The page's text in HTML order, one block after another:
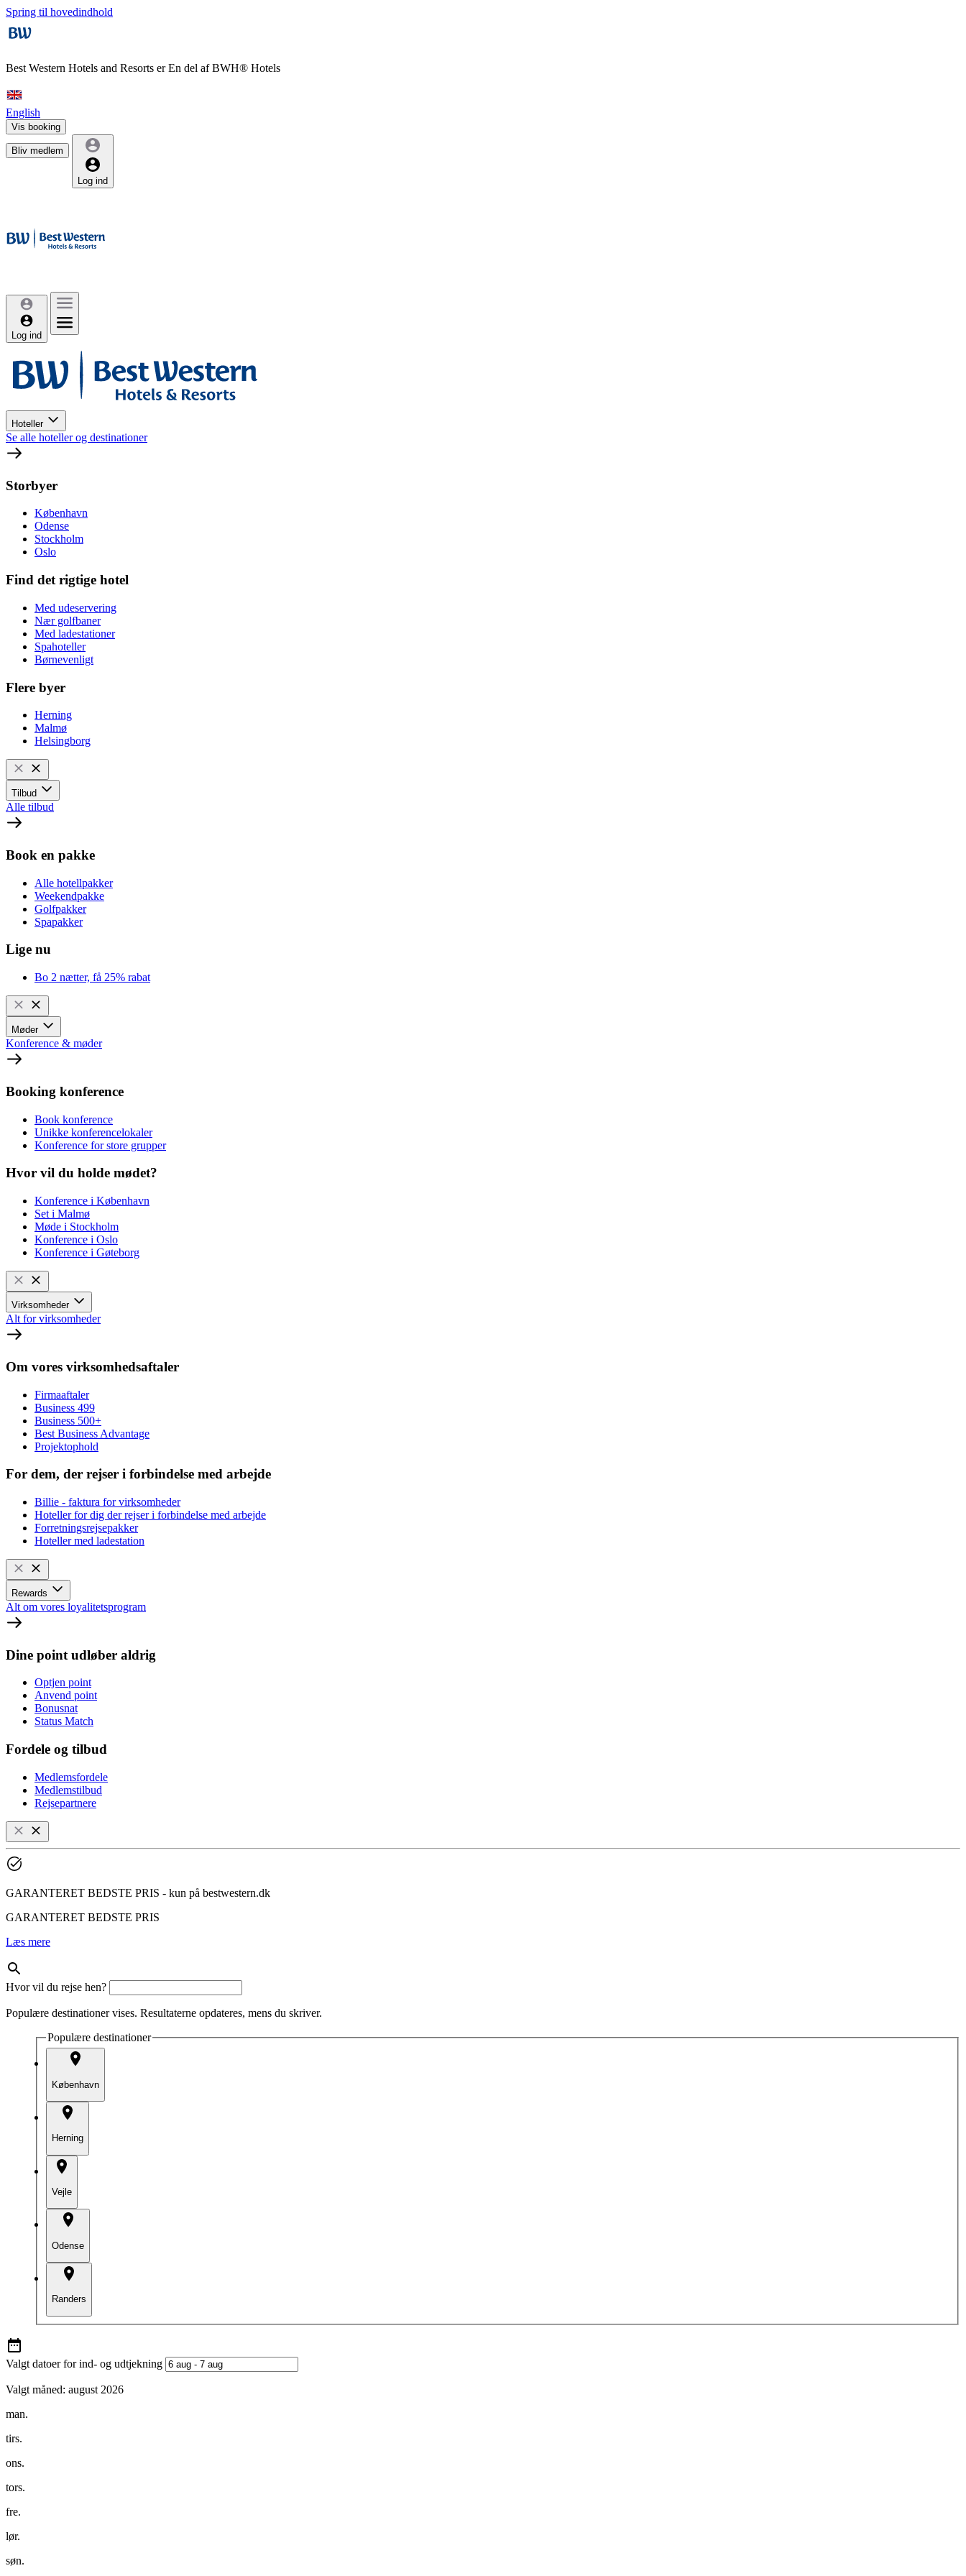
Spring til hovedindhold
Best Western Hotels and Resorts erEn del af BWH® Hotels
English
Vis booking
Bliv medlem
Log ind
Log ind
Hoteller
Se alle hoteller og destinationer
Storbyer
København
Odense
Stockholm
Oslo
Find det rigtige hotel
Med udeservering
Nær golfbaner
Med ladestationer
Spahoteller
Børnevenligt
Flere byer
Herning
Malmø
Helsingborg
Tilbud
Alle tilbud
Book en pakke
Alle hotellpakker
Weekendpakke
Golfpakker
Spapakker
Lige nu
Bo 2 nætter, få 25% rabat
Møder
Konference & møder
Booking konference
Book konference
Unikke konferencelokaler
Konference for store grupper
Hvor vil du holde mødet?
Konference i København
Set i Malmø
Møde i Stockholm
Konference i Oslo
Konference i Gøteborg
Virksomheder
Alt for virksomheder
Om vores virksomhedsaftaler
Firmaaftaler
Business 499
Business 500+
Best Business Advantage
Projektophold
For dem, der rejser i forbindelse med arbejde
Billie - faktura for virksomheder
Hoteller for dig der rejser i forbindelse med arbejde
Forretningsrejsepakker
Hoteller med ladestation
Rewards
Alt om vores loyalitetsprogram
Dine point udløber aldrig
Optjen point
Anvend point
Bonusnat
Status Match
Fordele og tilbud
Medlemsfordele
Medlemstilbud
Rejsepartnere
GARANTERET BEDSTE PRIS - kun på bestwestern.dk
GARANTERET BEDSTE PRIS
Læs mere
Hvor vil du rejse hen?
Populære destinationer vises. Resultaterne opdateres, mens du skriver.
Populære destinationer
København
Herning
Vejle
Odense
Randers
Valgt datoer for ind- og udtjekning
Valgt måned: august 2026
man.
tirs.
ons.
tors.
fre.
lør.
søn.